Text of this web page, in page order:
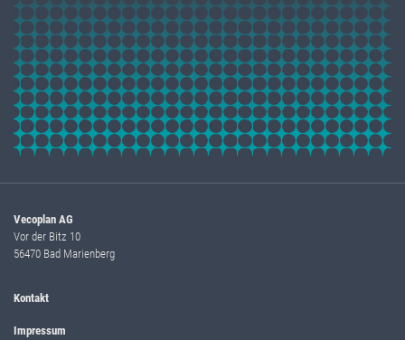
Vecoplan AG
Vor der Bitz 10
56470 Bad Marienberg
Kontakt
Impressum